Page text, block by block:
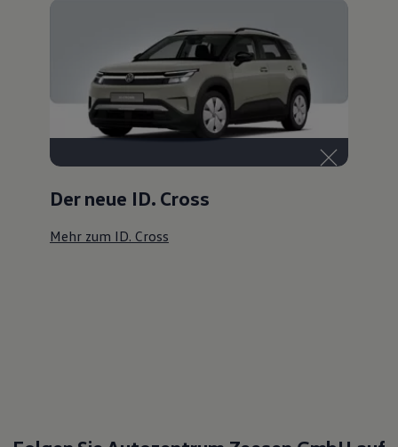
Der neue ID. Cross
Mehr zum ID. Cross